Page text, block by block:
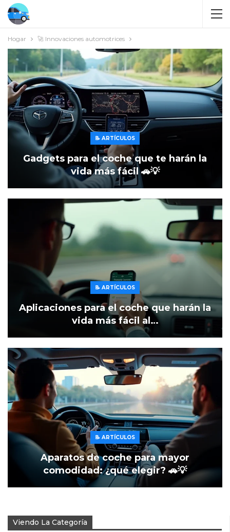
Hogar 🚀 Innovaciones automotrices
📝 ARTÍCULOS
Gadgets para el coche que te harán la
vida más fácil 🚗💡
📝 ARTÍCULOS
Aplicaciones para el coche que harán la
vida más fácil al…
📝 ARTÍCULOS
Aparatos de coche para mayor
comodidad: ¿qué elegir? 🚗💡
Viendo La Categoría